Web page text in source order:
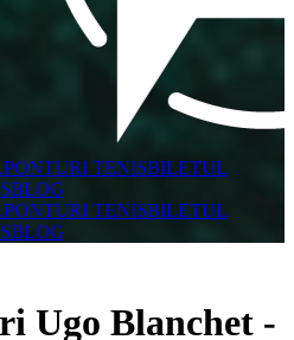
PONTURI TENISBILETUL
BLOG
PONTURI TENISBILETUL
BLOG
Ugo Blanchet -